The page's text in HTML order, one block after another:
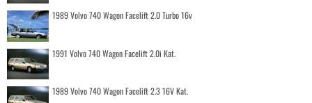
1989 Volvo 740 Wagon Facelift 2.0 Turbo 16v
1991 Volvo 740 Wagon Facelift 2.0i Kat.
1989 Volvo 740 Wagon Facelift 2.3 16V Kat.